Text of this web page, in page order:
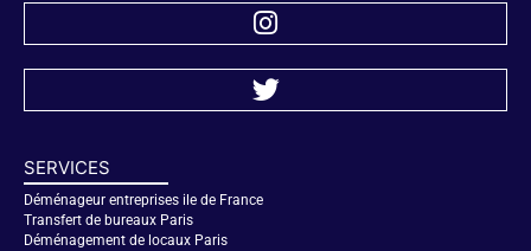
SERVICES
Déménageur entreprises ile de France
Transfert de bureaux Paris
Déménagement de locaux Paris